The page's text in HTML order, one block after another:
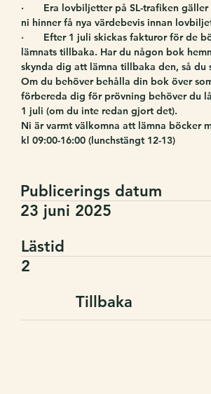
·       Era lovbiljetter på SL-trafiken
ni hinner få nya värdebevis innan
·       Efter 1 juli skickas fakturor för de
lämnats tillbaka. Har du någon bok
skynda dig att lämna tillbaka den, så du
Om du behöver behålla din bok över
förbereda dig för prövning behöver du
1 juli (om du inte redan gjort det).
Ni är varmt välkomna att lämna böcker
kl 09:00-16:00 (lunchstängt 12-13)
Publicerings datum
23 juni 2025
Lästid
2
Tillbaka